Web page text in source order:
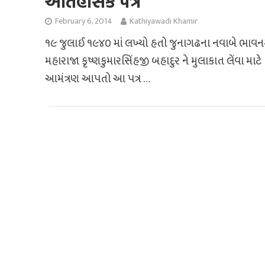
February 6, 2014 Kathiyawadi Khamir
૧૯ જુલાઈ ૧૯૪૦ માં લખ્યો હતો જુનાગઢના નવાબે
મહારાજા કૃષ્ણકુમારસિંહજી બહાદુર ને મુલાકાત લેંવા માટે
આમંત્રણ આપતો આ પત્ર …